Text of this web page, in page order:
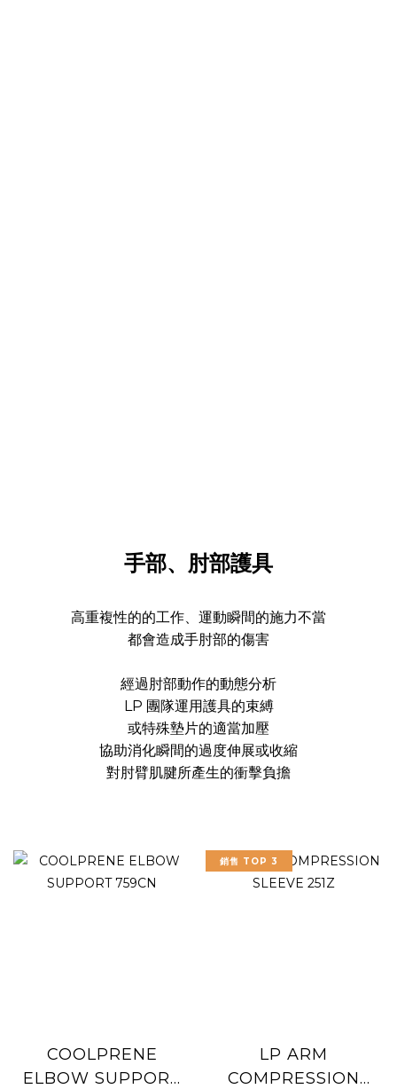
手部、肘部護具
高重複性的的工作、運動瞬間的施力不當
都會造成手肘部的傷害
經過肘部動作的動態分析
LP 團隊運用護具的束縛
或特殊墊片的適當加壓
協助消化瞬間的過度伸展或收縮
對肘臂肌腱所產生的衝擊負擔
COOLPRENE
ELBOW SUPPORT
銷售 TOP 3
LP ARM
COMPRESSION